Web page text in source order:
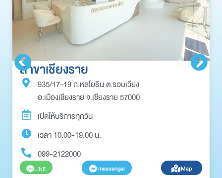
สาขาเชียงราย
935/17-19 ถ.หลโยธิน ต.รอบเวียง
อ.เมืองเชียงราย จ.เชียงราย 57000
เปิดให้บริการทุกวัน
เวลา 10.00-19.00 น.
099-2122000
LINE messenger Map